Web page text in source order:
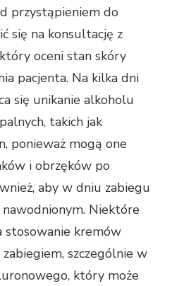
przystąpieniem do
się na konsultację z
oceni stan skóry
pacjenta. Na kilka dni
się unikanie alkoholu
takich jak
ponieważ mogą one
i obrzęków po
aby w dniu zabiegu
Niektóre
stosowanie kremów
szczególnie w
który może